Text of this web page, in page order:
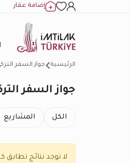
إضافة عقار
الرئيسية جواز السفر
جواز السفر
الكل المشاريع
لا توجد نتائج تطابق